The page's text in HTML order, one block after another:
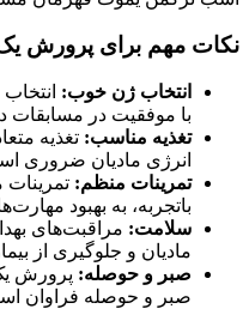
نکات مهم برای پرورش
انتخاب ژن خوب:
با موفقیت در مسابقات
تغذیه مناسب: تغذیه
انرژی مادیان ضروری
تمرینات منظم:
باتجربه، به بهبود
سلامت: مراقبت‌های
مادیان و جلوگیری از
صبر و حوصله: پرورش
صبر و حوصله فراوان